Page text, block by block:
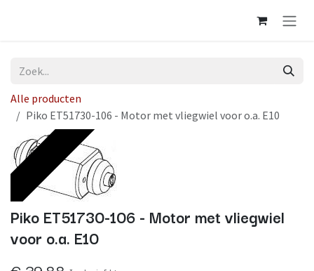
Alle producten
Piko ET51730-106 - Motor met vliegwiel voor o.a. E10
Op voorraad
Piko ET51730-106 - Motor met vliegwiel
voor o.a. E10